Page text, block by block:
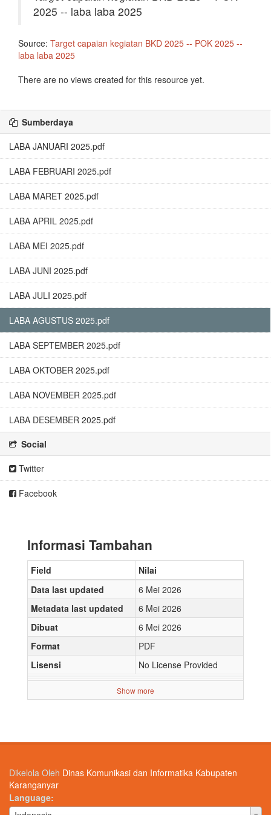
2025 -- laba laba 2025
Source: Target capaian kegiatan BKD 2025 -- POK 2025 --
laba laba 2025
There are no views created for this resource yet.
Sumberdaya
LABA JANUARI 2025.pdf
LABA FEBRUARI 2025.pdf
LABA MARET 2025.pdf
LABA APRIL 2025.pdf
LABA MEI 2025.pdf
LABA JUNI 2025.pdf
LABA JULI 2025.pdf
LABA AGUSTUS 2025.pdf
LABA SEPTEMBER 2025.pdf
LABA OKTOBER 2025.pdf
LABA NOVEMBER 2025.pdf
LABA DESEMBER 2025.pdf
Social
Twitter
Facebook
Informasi Tambahan
Field
Nilai
Data last updated
6 Mei 2026
Metadata last updated
6 Mei 2026
Dibuat
6 Mei 2026
Format
PDF
Lisensi
No License Provided
Show more
Dikelola Oleh Dinas Komunikasi dan Informatika Kabupaten
Karanganyar
Language
Language